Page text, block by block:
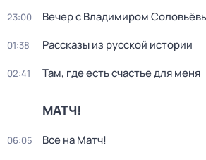
23:00 Вечер с Владимиром
01:38 Рассказы из русской истории
02:41 Там, где есть счастье для меня
МАТЧ!
06:05 Все на Матч!